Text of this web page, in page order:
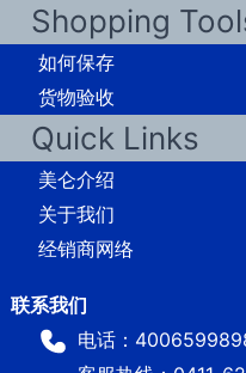
Shopping
如何保存
货物验收
Quick Links
美仑介绍
关于我们
经销商网络
电话：